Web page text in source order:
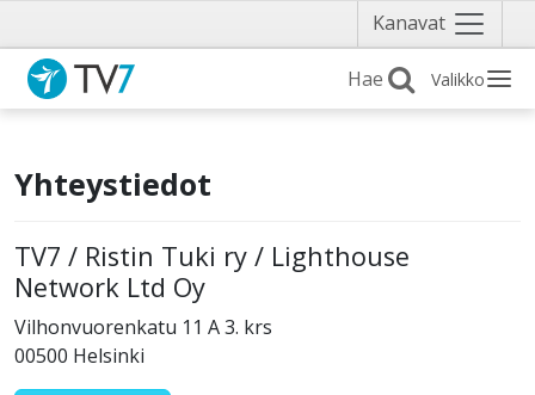
Kanavat Näytä
valikko
Valikko
Yhteystiedot
TV7 / Ristin Tuki ry / Lighthouse
Network Ltd Oy
Vilhonvuorenkatu 11 A 3. krs
00500 Helsinki